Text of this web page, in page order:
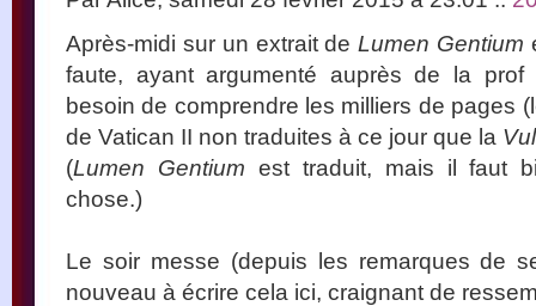
Après-midi sur un extrait deLumen Gentium
faute, ayant argumenté auprès de la
besoin de comprendre les milliers de pages
de Vatican II non traduites à ce jour que la
(Lumen Gentium est traduit, mais il faut
chose.)
Le soir messe (depuis les remarques de
nouveau à écrire cela ici, craignant de